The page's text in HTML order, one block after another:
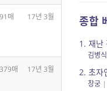
91매 17년 3월
379매 17년 3월
종합
1. 재난
김병식
2. 초자연
창궁 |